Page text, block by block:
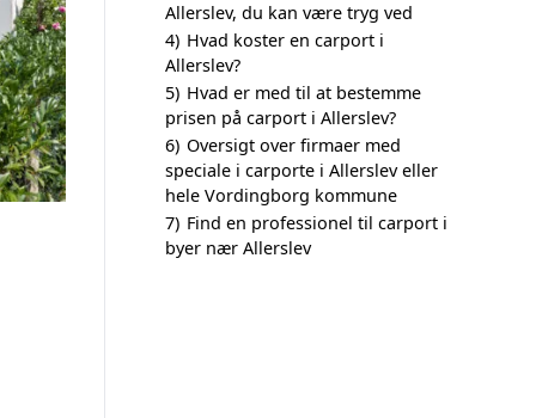
Allerslev, du kan være tryg ved
4) Hvad koster en carport i
Allerslev?
5) Hvad er med til at bestemme
prisen på carport i Allerslev?
6) Oversigt over firmaer med
speciale i carporte i Allerslev eller
hele Vordingborg kommune
7) Find en professionel til carport i
byer nær Allerslev